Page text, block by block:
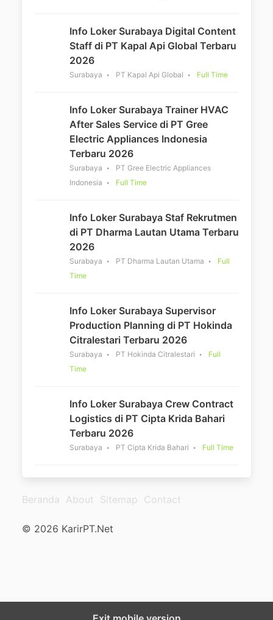
Info Loker Surabaya Digital Content
Staff di PT Kapal Api Global Terbaru
2026
Surabaya PT Kapal Api Global Full Time
Info Loker Surabaya Trainer HVAC
After Sales Service di PT Gree
Electric Appliances Indonesia
Terbaru 2026
Surabaya
PT Gree Electric Appliances
Indonesia
Full Time
Info Loker Surabaya Staf Rekrutmen
di PT Dharma Lautan Utama Terbaru
2026
Surabaya PT Dharma Lautan Utama
Full
Time
Info Loker Surabaya Supervisor
Production Planning di PT Hokinda
Citralestari Terbaru 2026
Surabaya PT Hokinda Citralestari
Full
Time
Info Loker Surabaya Crew Contract
Logistics di PT Cipta Krida Bahari
Terbaru 2026
Surabaya PT Cipta Krida Bahari Full Time
Beranda About Sitemap Contact
© 2026 KarirPT.Net